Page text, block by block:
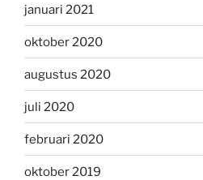
januari 2021
oktober 2020
augustus 2020
juli 2020
februari 2020
oktober 2019